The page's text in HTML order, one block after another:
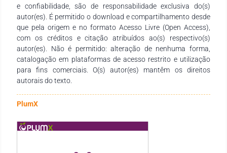
adaptados podem contribuir para o processo de inclusão
escolar desse sujeito. O levantamento e estudo permitiu
observar, numa primeira instancia de análise, que os
materiais didáticos adaptados, podem ser utilizados tanto
pelos professores de educação especial, no atendimento
educacional especializado, quanto pelo aluno no contexto da
sala de aula. Concluiu-se que, estes, podem contribuir de
modo considerável como instrumentos mediadores do
e confiabilidade, são de responsabilidade exclusiva do(s)
autor(es). É permitido o download e compartilhamento desde
que pela origem e no formato Acesso Livre (Open Access),
com os créditos e citação atribuídos ao(s) respectivo(s)
autor(es). Não é permitido: alteração de nenhuma forma,
catalogação em plataformas de acesso restrito e utilização
para fins comerciais. O(s) autor(es) mantêm os direitos
autorais do texto.
PlumX